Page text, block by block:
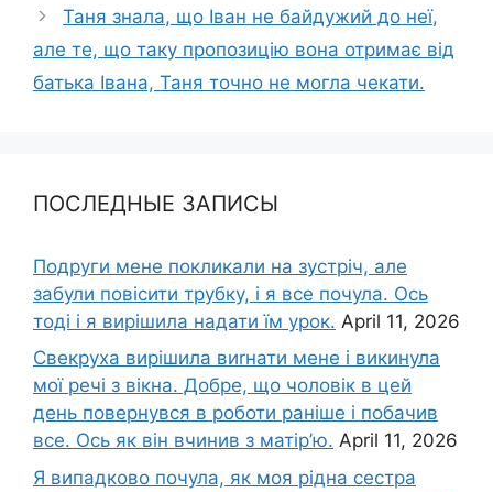
Таня знала, що Іван не байдужий до неї,
але те, що таку пропозицію вона отримає від
батька Івана, Таня точно не могла чекати.
ПОСЛЕДНЫЕ ЗАПИСЫ
Подруги мене покликали на зустріч, але
забули повісити трубку, і я все почула. Ось
тоді і я вирішила надати їм урок. April 11, 2026
Свекруха вирішила виrнати мене і викинула
мої речі з вікна. Добре, що чоловік в цей
день повернувся в роботи раніше і побачив
все. Ось як він вчинив з матір’ю. April 11, 2026
Я випадково почула, як моя рідна сестра